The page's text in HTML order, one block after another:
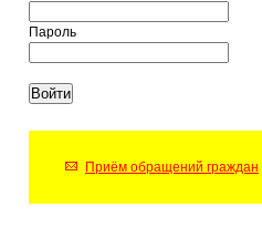
Пароль
Приём обращений граждан